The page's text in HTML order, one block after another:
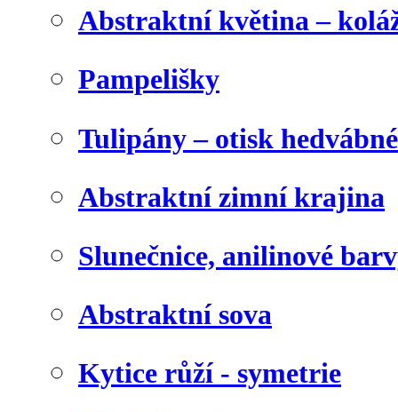
Abstraktní květina –
Pampelišky
Tulipány – otisk
Abstraktní zimní krajina
Slunečnice, anilinové
Abstraktní sova
Kytice růží - symetrie